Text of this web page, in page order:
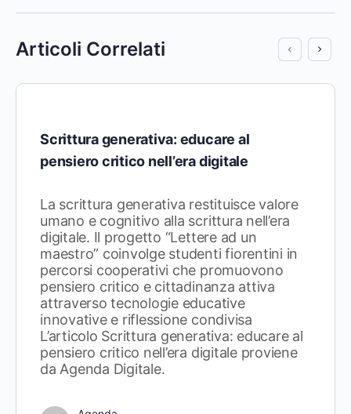
Articoli Correlati
Scrittura generativa: educare al
pensiero critico nell’era digitale
La scrittura generativa restituisce valore
umano e cognitivo alla scrittura nell’era
digitale. Il progetto “Lettere ad un
maestro” coinvolge studenti fiorentini in
percorsi cooperativi che promuovono
pensiero critico e cittadinanza attiva
attraverso tecnologie educative
innovative e riflessione condivisa
L’articolo Scrittura generativa: educare al
pensiero critico nell’era digitale proviene
da Agenda Digitale.